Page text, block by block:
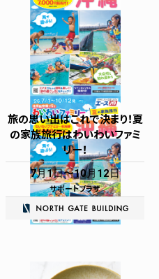
旅の思い出はこれで決まり！夏
の家族旅行はわいわいファミ
リー！
7月1日 10月12日
サポートプラザ